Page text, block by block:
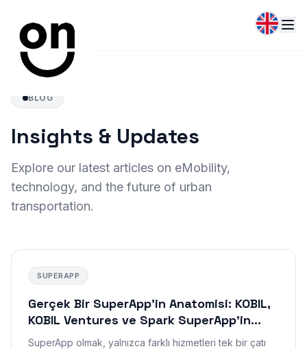
BLOG
Insights & Updates
Explore our latest articles on eMobility,
technology, and the future of urban
transportation.
SUPERAPP
Gerçek Bir SuperApp'in Anatomisi: KOBIL,
KOBIL Ventures ve Spark SuperApp'in
Dönüştürücü Gücü
SuperApp olmak, yalnızca farklı hizmetleri tek bir çatı